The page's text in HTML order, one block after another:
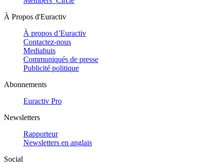
À Propos d'Euractiv
À propos d’Euractiv
Contactez-nous
Mediahuis
Communiqués de presse
Publicité politique
Abonnements
Euractiv Pro
Newsletters
Rapporteur
Newsletters en anglais
Social